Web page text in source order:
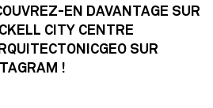
EN DAVANTAGE SUR
CITY CENTRE
SUR
!